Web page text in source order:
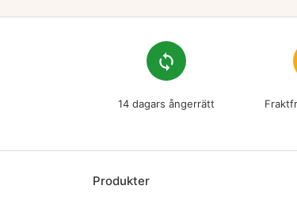
loop
14 dagars ångerrätt
Produkter